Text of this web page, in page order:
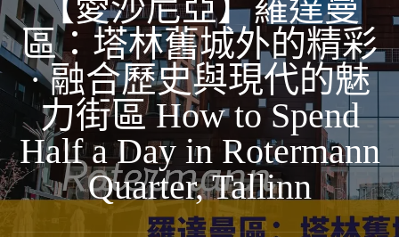
【愛沙尼亞】羅達曼
區：塔林舊城外的精彩
· 融合歷史與現代的魅
力街區 How to Spend
Half a Day in Rotermann
Quarter, Tallinn